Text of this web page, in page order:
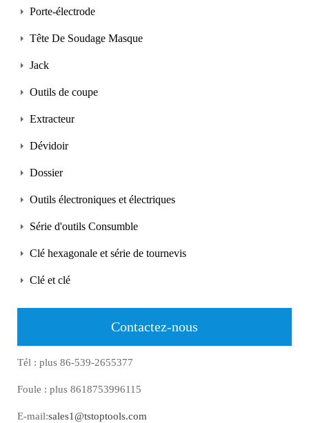
Porte-électrode
Tête De Soudage Masque
Jack
Outils de coupe
Extracteur
Dévidoir
Dossier
Outils électroniques et électriques
Série d'outils Consumble
Clé hexagonale et série de tournevis
Clé et clé
Contactez-nous
Tél : plus 86-539-2655377
Foule : plus 8618753996115
E-mail:sales1@tstoptools.com